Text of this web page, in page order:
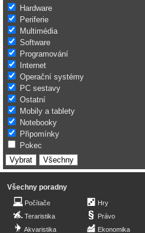
Hardware
Periferie
Multimédia
Software
Programování
Internet
Operační systémy
PC sestavy
Ostatní
Mobily a tablety
Notebooky
Připomínky
Pokec
Všechny poradny
Počítače
Teraristika
Akvaristika
Hry
Právo
Ekonomika